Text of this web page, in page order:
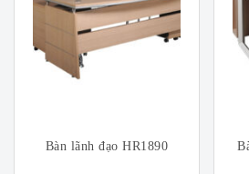
Bàn lãnh đạo HR1890